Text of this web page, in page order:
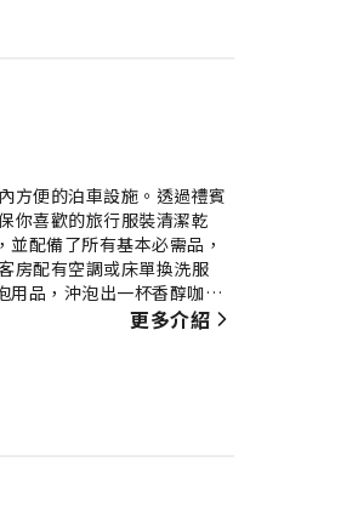
方便的泊車設施。透過禮賓
你喜歡的旅行服裝清潔乾
配備了所有基本必需品，
房配有空調或床單換洗服
用品，沖泡出一杯香醇咖啡
每天在住宿內的咖啡廳喝上
更多介紹